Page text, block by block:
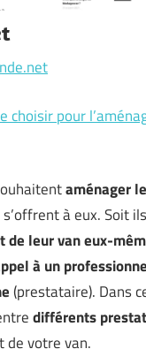
choisir pour
aménager
à eux. Soit
de leur van eux-
à un
(prestataire). Dans
différents
de votre van.